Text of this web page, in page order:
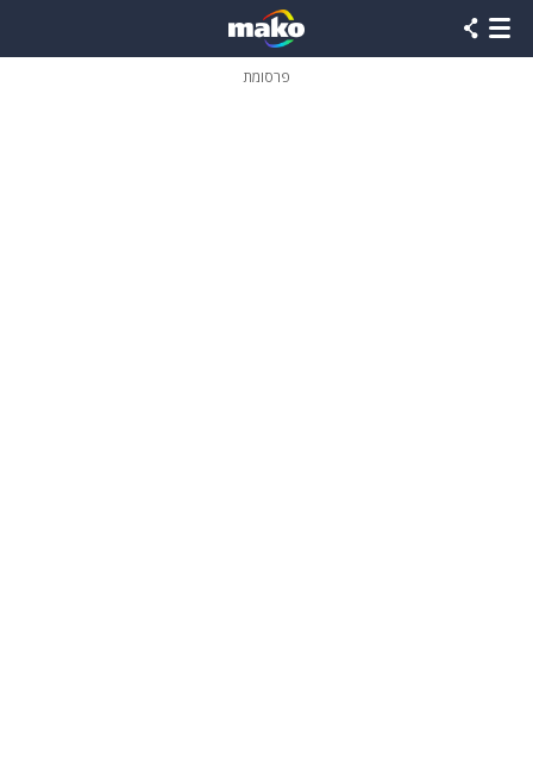
פרסומת